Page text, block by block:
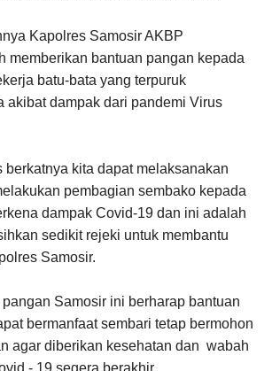
Kapolres Samosir AKBP
memberikan bantuan pangan kepada
batu-bata yang terpuruk
akibat dampak dari pandemi Virus
berkatnya kita dapat melaksanakan
pembagian sembako kepada
dampak Covid-19 dan ini adalah
sedikit rejeki untuk membantu
Samosir.
Samosir ini berharap bantuan
bermanfaat sembari tetap bermohon
agar diberikan kesehatan dan wabah
- 19 segera berakhir.